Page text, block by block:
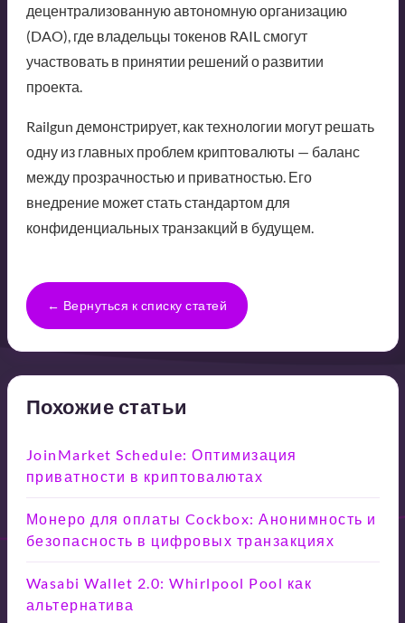
децентрализованную автономную организацию
(DAO), где владельцы токенов RAIL смогут
участвовать в принятии решений о развитии
проекта.
Railgun демонстрирует, как технологии могут решать
одну из главных проблем криптовалюты — баланс
между прозрачностью и приватностью. Его
внедрение может стать стандартом для
конфиденциальных транзакций в будущем.
← Вернуться к списку статей
Похожие статьи
JoinMarket Schedule: Оптимизация
приватности в криптовалютах
Монеро для оплаты Cockbox: Анонимность и
безопасность в цифровых транзакциях
Wasabi Wallet 2.0: Whirlpool Pool как
альтернатива